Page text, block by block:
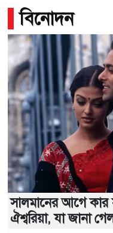
বিনোদন
সালমানের আগে কার
ঐশ্বরিয়া, যা জানা